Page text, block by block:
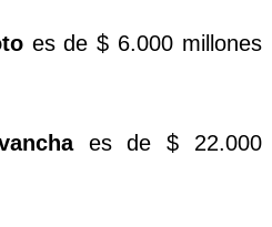
es de $ 6.000 millones
es de $ 22.000